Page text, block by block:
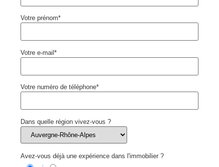
Votre prénom*
Votre e-mail*
Votre numéro de téléphone*
Dans quelle région vivez-vous ?
Avez-vous déjà une expérience dans l'immobilier ?